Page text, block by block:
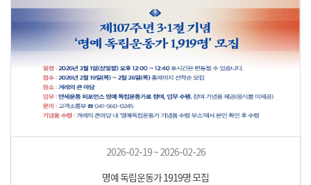
2026-02-19 ~ 2026-02-26
명예 독립운동가 1919명 모집